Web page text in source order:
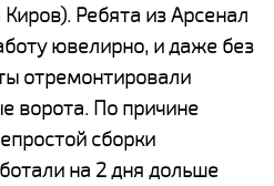
Ребята из Арсенал
ювелирно, и даже без
отремонтировали
ворота. По причине
сборки
на 2 дня дольше